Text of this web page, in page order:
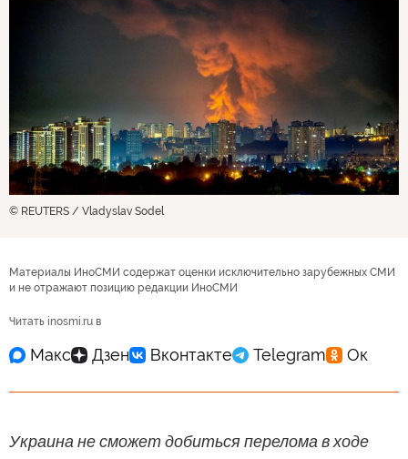
© REUTERS / Vladyslav Sodel
Материалы ИноСМИ содержат оценки исключительно зарубежных СМИ
и не отражают позицию редакции ИноСМИ
Читать inosmi.ru в
Украина не сможет добиться перелома в ходе